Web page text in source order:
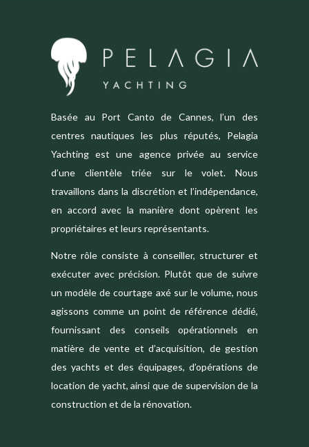
Basée au Port Canto de Cannes, l’un des
centres nautiques les plus réputés, Pelagia
Yachting est une agence privée au service
d’une clientèle triée sur le volet. Nous
travaillons dans la discrétion et l’indépendance,
en accord avec la manière dont opèrent les
propriétaires et leurs représentants.
Notre rôle consiste à conseiller, structurer et
exécuter avec précision. Plutôt que de suivre
un modèle de courtage axé sur le volume, nous
agissons comme un point de référence dédié,
fournissant des conseils opérationnels en
matière de vente et d’acquisition, de gestion
des yachts et des équipages, d’opérations de
location de yacht, ainsi que de supervision de la
construction et de la rénovation.